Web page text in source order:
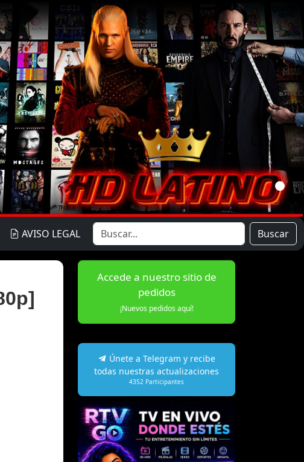
AVISO LEGAL Buscar
Accede a nuestro sitio de
pedidos
¡Nuevos pedidos aquí!
Únete a Telegram y recibe
todas nuestras actualizaciones
4352 Participantes